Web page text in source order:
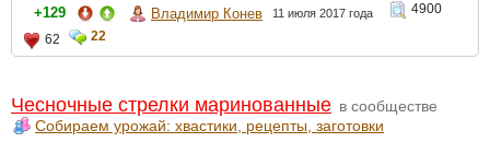
+129 Владимир Конев 11 июля 2017 года
4900
62
22
Чесночные стрелки маринованные в сообществе
Собираем урожай: хвастики, рецепты, заготовки